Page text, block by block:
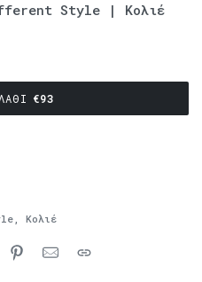
Style | Κολιέ
€93
Κολιέ